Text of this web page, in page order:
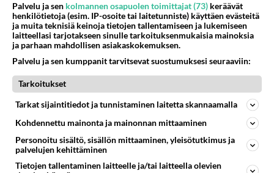
Ylimieliseltä rikkaitten etujärjestöltä eli hallitukselta
on kaikki mennyt
niin pieleen kuin voi lukuunottamatta, että se
tavoite rikastuttaa
rikkaita on onnistunut. PS on vaikuttanut eniten
eliitin rikastuttamiseen.
Äänestä Kommentoi
Anonyymi
2024-02-29 21:34:56
Demuvasut käärii verottomat miljoonat köyhien
Palvelu ja sen kolmannen osapuolen toimittajat (73) keräävät
henkilötietoja (esim. IP-osoite tai laitetunniste) käyttäen evästeitä
ja muita teknisiä keinoja tietojen tallentamiseen ja lukemiseen
laitteellasi tarjotakseen sinulle tarkoituksenmukaisia mainoksia
ja parhaan mahdollisen asiakaskokemuksen.
Palvelu ja sen kumppanit tarvitsevat suostumuksesi seuraaviin:
Tarkoitukset
Tarkat sijaintitiedot ja tunnistaminen laitetta skannaamalla
Kohdennettu mainonta ja mainonnan mittaaminen
Personoitu sisältö, sisällön mittaaminen, yleisötutkimus ja
palvelujen kehittäminen
Tietojen tallentaminen laitteelle ja/tai laitteella olevien